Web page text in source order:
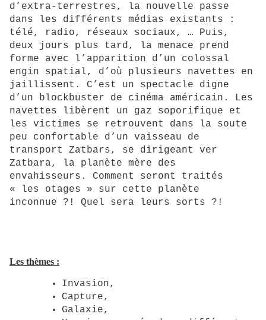
d’extra-terrestres, la nouvelle passe
dans les différents médias existants :
télé, radio, réseaux sociaux, … Puis,
deux jours plus tard, la menace prend
forme avec l’apparition d’un colossal
engin spatial, d’où plusieurs navettes en
jaillissent. C’est un spectacle digne
d’un blockbuster de cinéma américain. Les
navettes libèrent un gaz soporifique et
les victimes se retrouvent dans la soute
peu confortable d’un vaisseau de
transport Zatbars, se dirigeant ver
Zatbara, la planète mère des
envahisseurs. Comment seront traités
« les otages » sur cette planète
inconnue ?! Quel sera leurs sorts ?!
Les thèmes :
Invasion,
Capture,
Galaxie,